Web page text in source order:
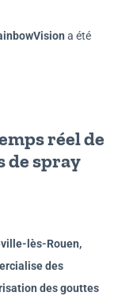
a été
réel de
de spray
lès-Rouen,
des
des gouttes